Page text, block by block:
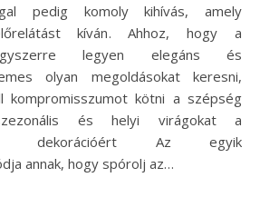
pedig komoly kihívás, amely
kíván. Ahhoz, hogy a
legyen elegáns és
olyan megoldásokat keresni,
kompromisszumot kötni a szépség
és helyi virágokat a
dekorációért Az egyik
annak, hogy spórolj az…